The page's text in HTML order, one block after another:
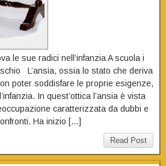
le sue radici nell’infanzia A scuola i
L’ansia, ossia lo stato che deriva
poter soddisfare le proprie esigenze,
In quest’ottica l’ansia è vista
caratterizzata da dubbi e
Ha inizio […]
Read Post